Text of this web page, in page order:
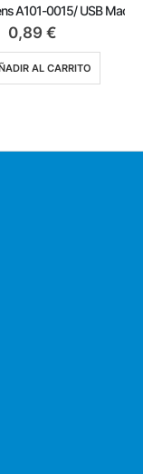
Cable Alargador USB 2.0 Aisens A101-0015/ USB Macho – USB Hembra/ Hasta 2.5W/ 60Mbps/ 1m/ Negro